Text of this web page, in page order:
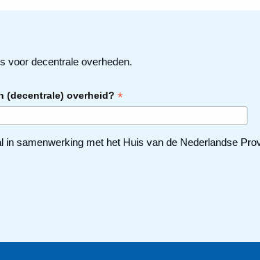
voor decentrale overheden.
(decentrale) overheid?*
samenwerking met het Huis van de Nederlandse